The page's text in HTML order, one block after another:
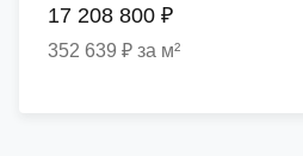
17 208 800 ₽
352 639 ₽ за м²